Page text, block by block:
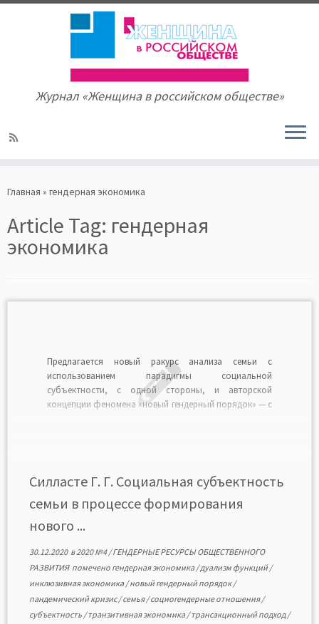
to
Журнал «Женщина в российском обществе»
Главная » гендерная экономика
Article Tag: гендерная
экономика
Предлагается новый ракурс анализа семьи с
использованием парадигмы социальной
субъектности, с одной стороны, и авторской
концепции феномена «новый гендерный порядок» — с
направлений ее изучения сквозь призму
социогендерного ресурса общественного развития в
[…]
Силласте Г. Г. Социальная субъектность
семьи в процессе формирования
нового ...
30.12.2020в2020 №4/ГЕНДЕРНЫЕ РЕСУРСЫ ОБЩЕСТВЕННОГО
РАЗВИТИЯ помечено гендерная экономика/дуализм функций/
инклюзивная экономика/новый гендерный порядок/
пандемический кризис/семья/социогендерные отношения/
субъектность /транзитивная экономика/трансакционный подход/